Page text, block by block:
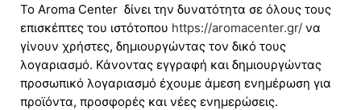
Το Aroma Center δίνει την δυνατότητα σε όλους τους
επισκέπτες του ιστότοπου https://aromacenter.gr/ να
γίνουν χρήστες, δημιουργώντας τον δικό τους
λογαριασμό. Κάνοντας εγγραφή και δημιουργώντας
προσωπικό λογαριασμό έχουμε άμεση ενημέρωση για
προϊόντα, προσφορές και νέες ενημερώσεις.